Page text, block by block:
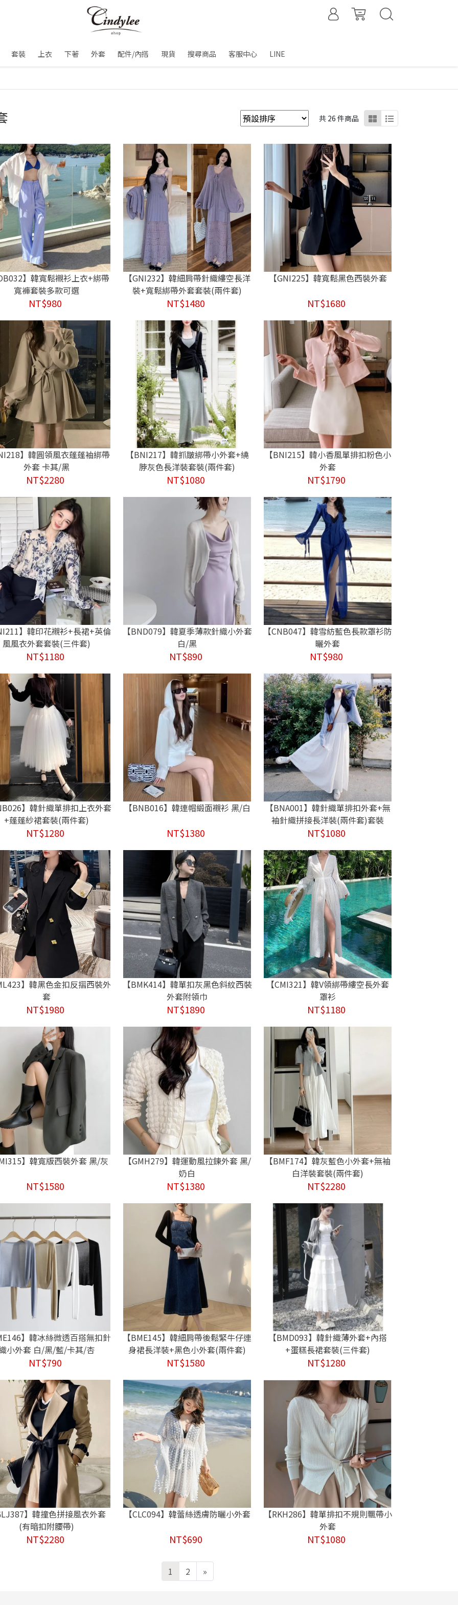
套裝 上衣 下著 外套 配件/內搭 現貨 搜尋商品 客服中心 LINE
共 26 件商品
】韓寬鬆襯衫上衣+綁帶
寬褲套裝多款可選
NT$980
【GNI232】韓細肩帶針織縷空長洋
裝+寬鬆綁帶外套套裝(兩件套)
NT$1480
【GNI225】韓寬鬆黑色西裝外套
NT$1680
】韓圓領風衣蓬蓬袖綁帶
外套 卡其/黑
NT$2280
【BNI217】韓抓皺綁帶小外套+繞
脖灰色長洋裝套裝(兩件套)
NT$1080
【BNI215】韓小香風單排扣粉色小
外套
NT$1790
】韓印花襯衫+長裙+英倫
風風衣外套套裝(三件套)
NT$1180
【BND079】韓夏季薄款針織小外套
白/黑
NT$890
【CNB047】韓雪紡藍色長款罩衫防
曬外套
NT$980
】韓針織單排扣上衣外套
+蓬蓬紗裙套裝(兩件套)
NT$1280
【BNB016】韓連帽緞面襯衫 黑/白
NT$1380
【BNA001】韓針織單排扣外套+無
袖針織拼接長洋裝(兩件套)套裝
NT$1080
】韓黑色金扣反摺西裝外
套
NT$1980
【BMK414】韓單扣灰黑色斜紋西裝
外套附領巾
NT$1890
【CMI321】韓V領綁帶縷空長外套
罩衫
NT$1180
】韓寬版西裝外套 黑/灰
NT$1580
【GMH279】韓運動風拉鍊外套 黑/
奶白
NT$1380
【BMF174】韓灰藍色小外套+無袖
白洋裝套裝(兩件套)
NT$2280
】韓冰絲微透百搭無扣針
小外套 白/黑/藍/卡其/杏
NT$790
【BME145】韓細肩帶後鬆緊牛仔連
身裙長洋裝+黑色小外套(兩件套)
NT$1580
【BMD093】韓針織薄外套+內搭
+蛋糕長裙套裝(三件套)
NT$1280
】韓撞色拼接風衣外套
(有暗扣附腰帶)
NT$2280
【CLC094】韓蕾絲透膚防曬小外套
NT$690
【RKH286】韓單排扣不規則飄帶小
外套
NT$1080
1 2 »